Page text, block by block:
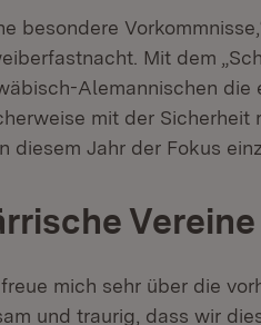
besondere
Mit dem
Alemannischen die
mit der Sicherheit
diesem Jahr der Fokus
freue mich sehr über die
und traurig, dass wir